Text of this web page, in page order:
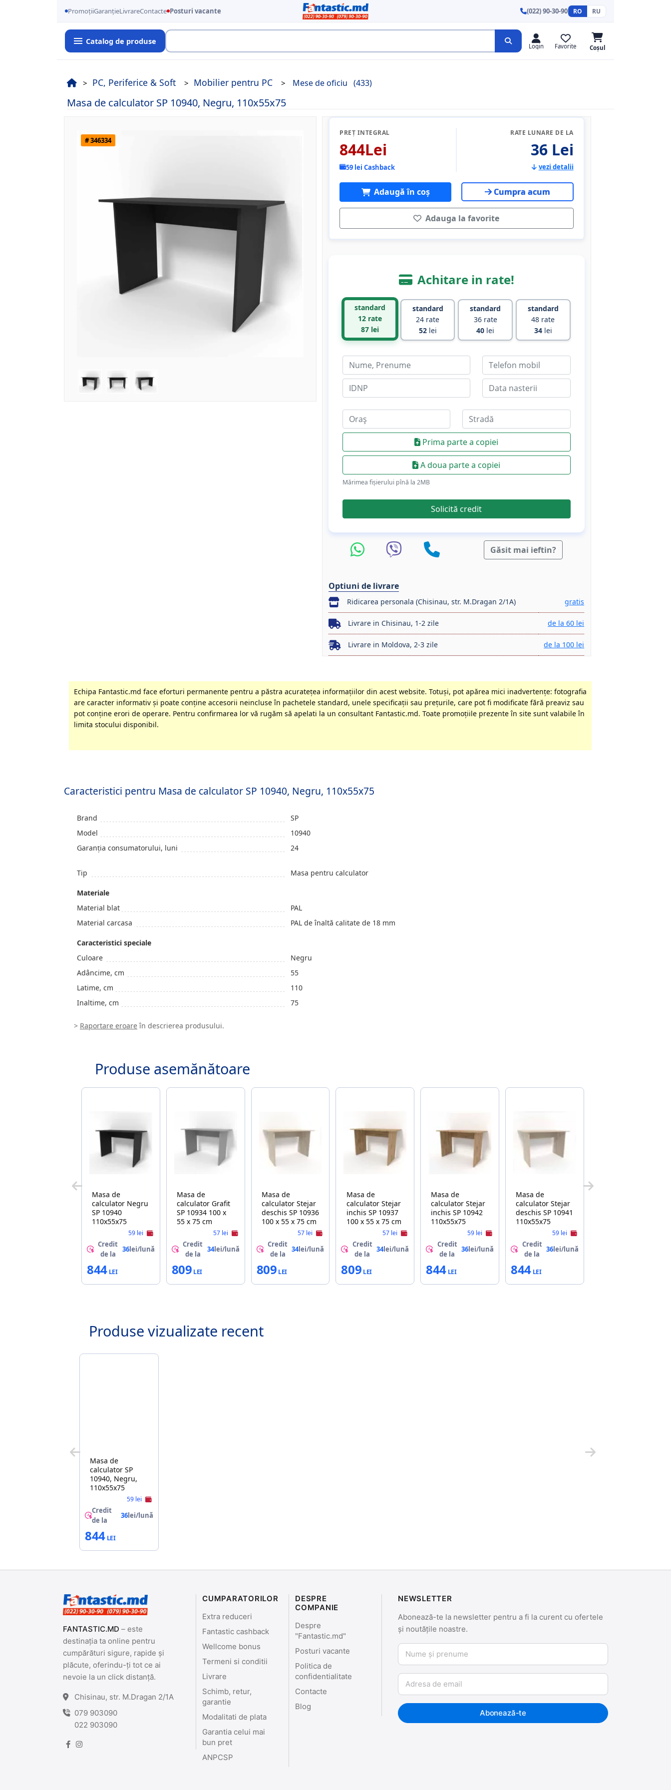
PromoțiiGaranțieLivrareContacte Posturi vacante (022) 90-30-90 RO RU
Catalog de produse
Login Favorite Coșul
PC, Periferice & Soft Mobilier pentru PC Mese de oficiu (433)
Masa de calculator SP 10940, Negru, 110x55x75
# 346334
PREȚ INTEGRAL
844Lei
59 lei Cashback
RATE LUNARE DE LA
36 Lei
vezi detalii
Adaugă în coș Cumpra acum
Adauga la favorite
Achitare in rate!
standard
12 rate
87lei
standard
24 rate
52lei
standard
36 rate
40 lei
standard
48 rate
34lei
Prima parte a copiei
A doua parte a copiei
Mărimea fișierului pînă la 2МB
Solicită credit
Găsit mai ieftin?
Optiuni de livrare
Ridicarea personala (Chisinau, str. M.Dragan 2/1A) gratis
Livrare in Chisinau, 1-2 zile de la 60 lei
Livrare in Moldova, 2-3 zile de la 100 lei
Echipa Fantastic.md face eforturi permanente pentru a păstra acurateţea informaţiilor din acest website. Totuși, pot apărea mici inadvertenţe: fotografia
are caracter informativ şi poate conţine accesorii neincluse în pachetele standard, unele specificaţii sau preţurile, care pot fi modificate fără preaviz sau
pot conţine erori de operare. Pentru confirmarea lor vă rugăm să apelati la un consultant Fantastic.md. Toate promoţiile prezente în site sunt valabile în
limita stocului disponibil.
Caracteristici pentru Masa de calculator SP 10940, Negru, 110x55x75
Brand
SP
Model
10940
Garanția consumatorului, luni
24
Tip Masa pentru calculator
Materiale
Material blat
PAL
Material carcasa
PAL de înaltă calitate de 18 mm
Caracteristici speciale
Culoare
Negru
Adâncime, cm
55
Latime, cm
110
Inaltime, cm
75
> Raportare eroareîn descrierea produsului.
Produse asemănătoare
Masa de
calculator Negru
SP 10940
110x55x75
59 lei
Credit
de la
36lei/lună
844
Masa de
calculator Grafit
SP 10934 100 x
55 x 75 cm
57 lei
Credit
de la
34lei/lună
809
Masa de
calculator Stejar
deschis SP 10936
100 x 55 x 75 cm
57 lei
Credit
de la
34lei/lună
809
Masa de
calculator Stejar
inchis SP 10937
100 x 55 x 75 cm
57 lei
Credit
de la
34lei/lună
809
Masa de
calculator Stejar
inchis SP 10942
110x55x75
59 lei
Credit
de la
36lei/lună
844
Masa de
calculator Stejar
deschis SP 10941
110x55x75
59 lei
Credit
de la
36lei/lună
844
Produse vizualizate recent
Masa de
calculator SP
10940, Negru,
110x55x75
59 lei
Credit
de la
36lei/lună
844
FANTASTIC.MD – este
destinația ta online pentru
cumpărături sigure, rapide și
plăcute, oferindu-ți tot ce ai
nevoie la un click distanță.
Chisinau, str. M.Dragan 2/1A
079 903090
022 903090
CUMPARATORILOR
Extra reduceri
Fantastic cashback
Wellcome bonus
Termeni si conditii
Livrare
Schimb, retur,
garantie
Modalitati de plata
Garantia celui mai
bun pret
ANPCSP
DESPRE
COMPANIE
Despre
"Fantastic.md"
Posturi vacante
Politica de
confidentialitate
Contacte
Blog
NEWSLETTER
Abonează-te la newsletter pentru a fi la curent cu ofertele
și noutățile noastre.
Nume și prenume
Email
Abonează-te